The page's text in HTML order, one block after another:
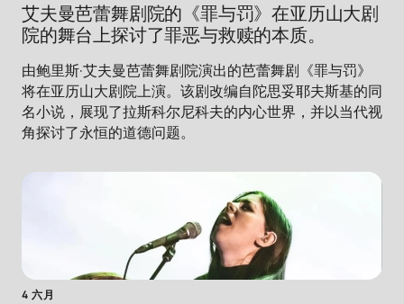
艾夫曼芭蕾舞剧院的《罪与罚》在亚历山大剧
院的舞台上探讨了罪恶与救赎的本质。
由鲍里斯·艾夫曼芭蕾舞剧院演出的芭蕾舞剧《罪与罚》
将在亚历山大剧院上演。该剧改编自陀思妥耶夫斯基的同
名小说，展现了拉斯科尔尼科夫的内心世界，并以当代视
角探讨了永恒的道德问题。
4 六月